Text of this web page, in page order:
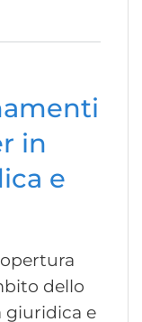
in
e
dello
giuridica e